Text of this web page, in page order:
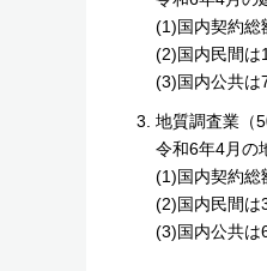
(1)国内契約総
(2)国内民間は
(3)国内公共は
地質調査業（
令和6年4月の
(1)国内契約総
(2)国内民間は
(3)国内公共は